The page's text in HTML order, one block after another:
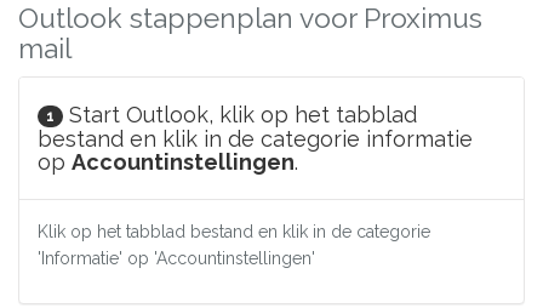
Outlook stappenplan voor Proximus
mail
1
Start Outlook, klik op het tabblad
bestand en klik in de categorie informatie
op Accountinstellingen.
Klik op het tabblad bestand en klik in de categorie
'Informatie' op 'Accountinstellingen'